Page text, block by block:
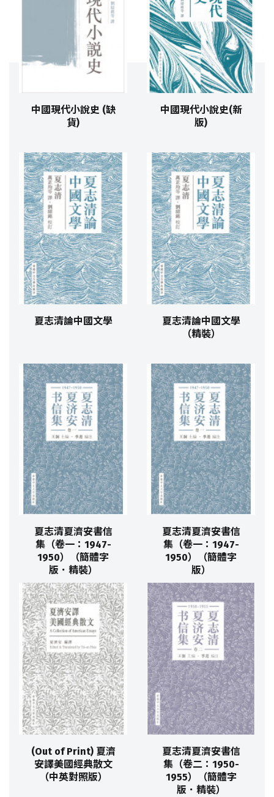
中國現代小說史 (缺
貨)
中國現代小說史(新
版)
夏志清論中國文學
夏志清論中國文學
（精裝）
夏志清夏濟安書信
集（卷一：1947-
1950）（簡體字
版．精裝）
夏志清夏濟安書信
集（卷一：1947-
1950）（簡體字
版）
(Out of Print) 夏濟
安譯美國經典散文
（中英對照版）
夏志清夏濟安書信
集（卷二：1950-
1955）（簡體字
版．精裝）